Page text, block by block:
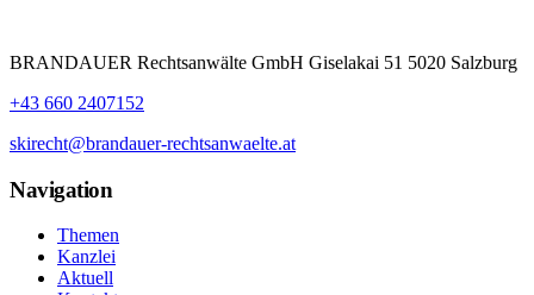
BRANDAUER Rechtsanwälte GmbH Giselakai 51 5020 Salzburg
+43 660 2407152
skirecht@brandauer-rechtsanwaelte.at
Navigation
Themen
Kanzlei
Aktuell